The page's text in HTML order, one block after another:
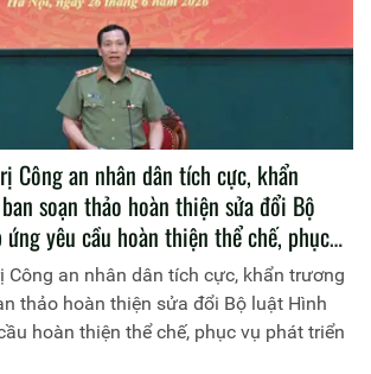
Công an nhân dân tích cực, khẩn
soạn thảo hoàn thiện sửa đổi Bộ
yêu cầu hoàn thiện thể chế, phục
Công an nhân dân tích cực, khẩn trương
thảo hoàn thiện sửa đổi Bộ luật Hình
hoàn thiện thể chế, phục vụ phát triển